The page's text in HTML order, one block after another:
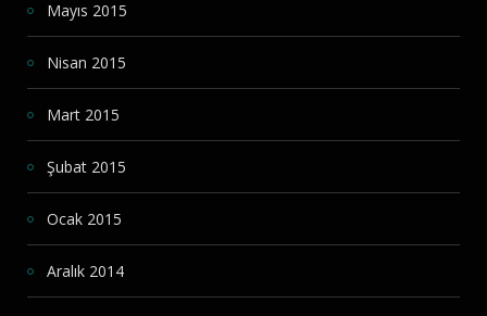
Mayıs 2015
Nisan 2015
Mart 2015
Şubat 2015
Ocak 2015
Aralık 2014